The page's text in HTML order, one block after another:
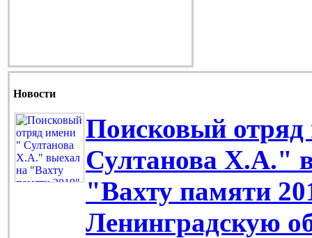
Новости
Поисковый
Султанова Х.А."
"Вахту памяти
Ленинградскую